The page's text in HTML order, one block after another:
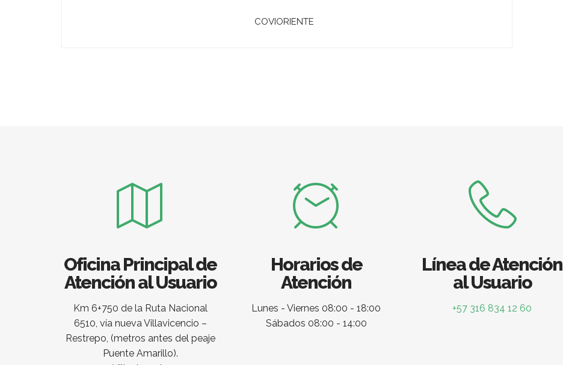
COVIORIENTE
Oficina Principal de
Atención al Usuario
Km 6+750 de la Ruta Nacional
6510, vía nueva Villavicencio –
Restrepo, (metros antes del peaje
Puente Amarillo).
Horarios de
Atención
Lunes - Viernes 08:00 - 18:00
Sábados 08:00 - 14:00
Línea de Atención
al Usuario
+57 316 834 12 60